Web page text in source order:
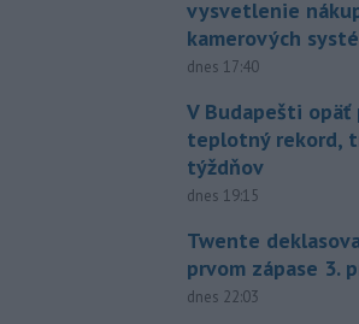
vysvetlenie
kamerových
dnes 17:40
V Budapešti opäť
teplotný rekord,
týždňov
dnes 19:15
Twente
prvom zápase 3.
dnes 22:03